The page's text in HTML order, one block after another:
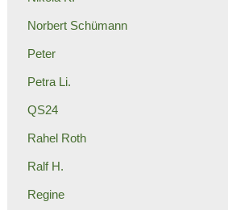
Norbert Schümann
Peter
Petra Li.
QS24
Rahel Roth
Ralf H.
Regine